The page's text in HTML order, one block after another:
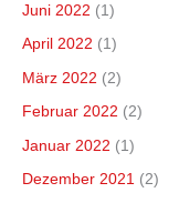
Juni 2022 (1)
April 2022 (1)
März 2022 (2)
Februar 2022 (2)
Januar 2022 (1)
Dezember 2021 (2)